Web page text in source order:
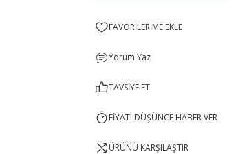
Yorum Yaz
TAVSİYE ET
FİYATI DÜŞÜNCE HABER VER
ÜRÜNÜ KARŞILAŞTIR